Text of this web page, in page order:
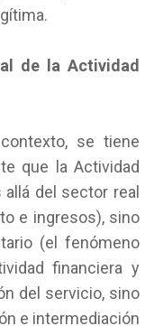
de la Actividad
se tiene
que la Actividad
del sector real
e ingresos), sino
(el fenómeno
financiera y
del servicio, sino
e intermediación